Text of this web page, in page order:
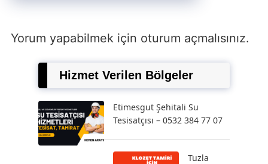
Yorum yapabilmek için oturum açmalısınız.
Hizmet Verilen Bölgeler
Etimesgut Şehitali Su
Tesisatçısı – 0532 384 77 07
Tuzla